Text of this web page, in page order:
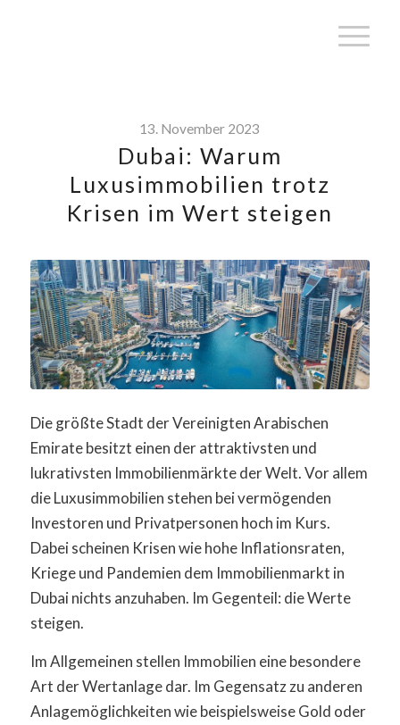
13. November 2023
Dubai: Warum
Luxusimmobilien trotz
Krisen im Wert steigen
Die größte Stadt der Vereinigten Arabischen
Emirate besitzt einen der attraktivsten und
lukrativsten Immobilienmärkte der Welt. Vor allem
die Luxusimmobilien stehen bei vermögenden
Investoren und Privatpersonen hoch im Kurs.
Dabei scheinen Krisen wie hohe Inflationsraten,
Kriege und Pandemien dem Immobilienmarkt in
Dubai nichts anzuhaben. Im Gegenteil: die Werte
steigen.
Im Allgemeinen stellen Immobilien eine besondere
Art der Wertanlage dar. Im Gegensatz zu anderen
Anlagemöglichkeiten wie beispielsweise Gold oder